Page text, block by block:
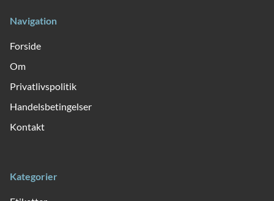
Navigation
Forside
Om
Privatlivspolitik
Handelsbetingelser
Kontakt
Kategorier